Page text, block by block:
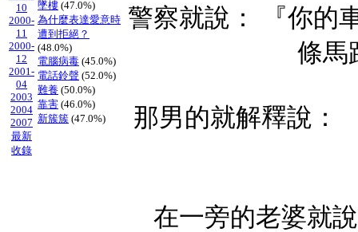
10
2000-
11
2000-
12
2001-
04
2003
2004
2007
最新
收錄
墜樓 (47.0%)
為什麼表達愛意時
遭到拒絕？
(48.0%)
電腦病毒 (45.0%)
電話鈴聲 (52.0%)
難養 (50.0%)
靠害 (46.0%)
新簇簇 (47.0%)
警察就說： 『你的
條馬
那男的就解釋說：
在一旁的老婆就